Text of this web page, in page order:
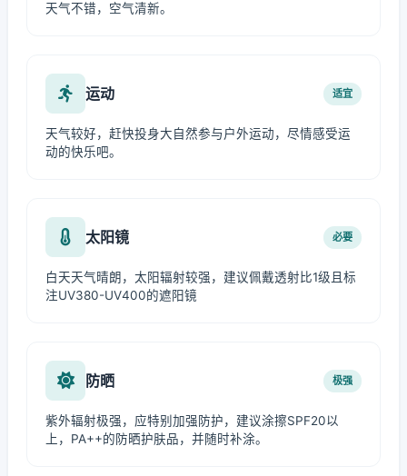
天气不错，空气清新。
运动 适宜
天气较好，赶快投身大自然参与户外运动，尽情感受运
动的快乐吧。
太阳镜 必要
白天天气晴朗，太阳辐射较强，建议佩戴透射比1级且标
注UV380-UV400的遮阳镜
防晒 极强
紫外辐射极强，应特别加强防护，建议涂擦SPF20以
上，PA++的防晒护肤品，并随时补涂。